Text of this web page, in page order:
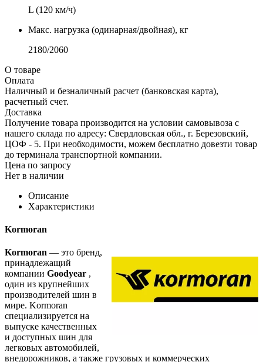
L (120 км/ч)
Макс. нагрузка (одинарная/двойная), кг
2180/2060
О товаре
Оплата
Наличный и безналичный расчет (банковская карта),
расчетный счет.
Доставка
Получение товара производится на условии самовывоза с
нашего склада по адресу: Свердловская обл., г. Березовский,
ЦОФ - 5. При необходимости, можем бесплатно довезти товар
до терминала транспортной компании.
Цена по запросу
Нет в наличии
Описание
Характеристики
Kormoran
Kormoran — это бренд,
принадлежащий
компании Goodyear ,
один из крупнейших
производителей шин в
мире. Kormoran
специализируется на
выпуске качественных
и доступных шин для
легковых автомобилей,
внедорожников, а также грузовых и коммерческих